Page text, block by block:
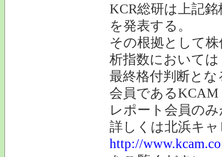
KCR総研は上記
を発表する。
その根拠として
析指数においては
最終格付判断と
会員であるKCAM
レポート会員の
詳しくは北浜キ
http://